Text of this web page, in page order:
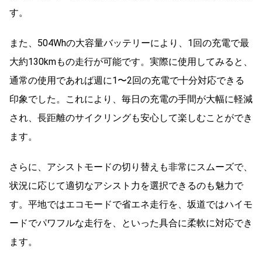
す。
また、504Whの大容量バッテリーにより、1回の充電で最
大約130kmもの走行が可能です。実際に使用してみると、
通常の使用であれば週に1〜2回の充電で十分対応できる
印象でした。これにより、毎日の充電の手間が大幅に軽減
され、長距離のサイクリングも安心して楽しむことができ
ます。
さらに、アシストモードの切り替えも非常にスムーズで、
状況に応じて適切なアシスト力を選択できるのも魅力で
す。平地ではエコモードで省エネ走行を、坂道ではハイモ
ードでパワフルな走行を、といった具合に柔軟に対応でき
ます。